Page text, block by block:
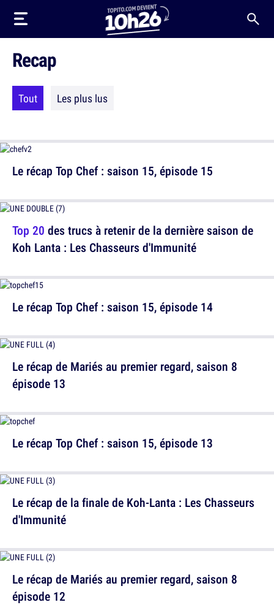
Recap
Tout Les plus lus
Le récap Top Chef : saison 15, épisode 15
Top 20 des trucs à retenir de la dernière saison de
Koh Lanta : Les Chasseurs d'Immunité
Le récap Top Chef : saison 15, épisode 13
Le récap de la finale de Koh-Lanta : Les Chasseurs
d'Immunité
Le récap Top Chef : saison 15, épisode 14
Le récap de Mariés au premier regard, saison 8
épisode 13
Le récap de Mariés au premier regard, saison 8
épisode 12